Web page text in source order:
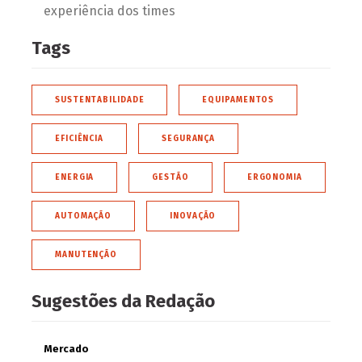
experiência dos times
Tags
SUSTENTABILIDADE EQUIPAMENTOS
EFICIÊNCIA SEGURANÇA
ENERGIA GESTÃO ERGONOMIA
AUTOMAÇÃO INOVAÇÃO
MANUTENÇÃO
Sugestões da Redação
Mercado